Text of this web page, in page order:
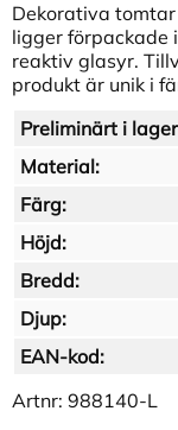
Dekorativa
ligger förpackade
reaktiv glasyr.
produkt är unik i
Preliminärt i
Material:
Färg:
Höjd:
Bredd:
Djup:
EAN-kod:
Artnr: 988140-L